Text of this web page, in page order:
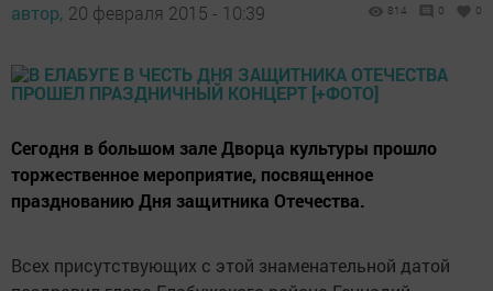
автор, 20 февраля 2015 - 10:39 814 0 0
Сегодня в большом зале Дворца культуры прошло
торжественное мероприятие, посвященное
празднованию Дня защитника Отечества.
Всех присутствующих с этой знаменательной датой